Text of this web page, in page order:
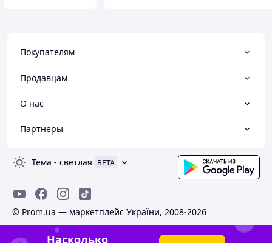
Покупателям
Продавцам
О нас
Партнеры
Тема - светлая BETA
© Prom.ua — маркетплейс України, 2008-2026
Насколько